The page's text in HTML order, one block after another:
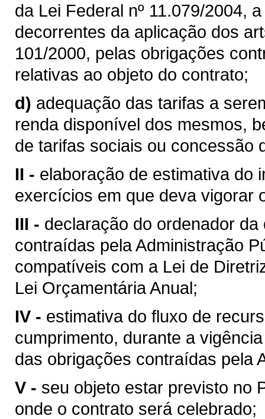
da Lei Federal nº 11.079/2004,
decorrentes da aplicação dos
101/2000, pelas obrigações
relativas ao objeto do contrato;
d) adequação das tarifas a
renda disponível dos mesmos,
de tarifas sociais ou concessão
II - elaboração de estimativa do
exercícios em que deva vigorar
III - declaração do ordenador
contraídas pela Administração
compatíveis com a Lei de
Lei Orçamentária Anual;
IV - estimativa do fluxo de
cumprimento, durante a
das obrigações contraídas pela
V - seu objeto estar previsto no
onde o contrato será celebrado;